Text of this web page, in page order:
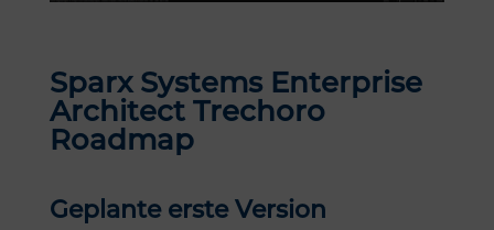
Sparx Systems Enterprise
Architect Trechoro
Roadmap
Geplante erste Version